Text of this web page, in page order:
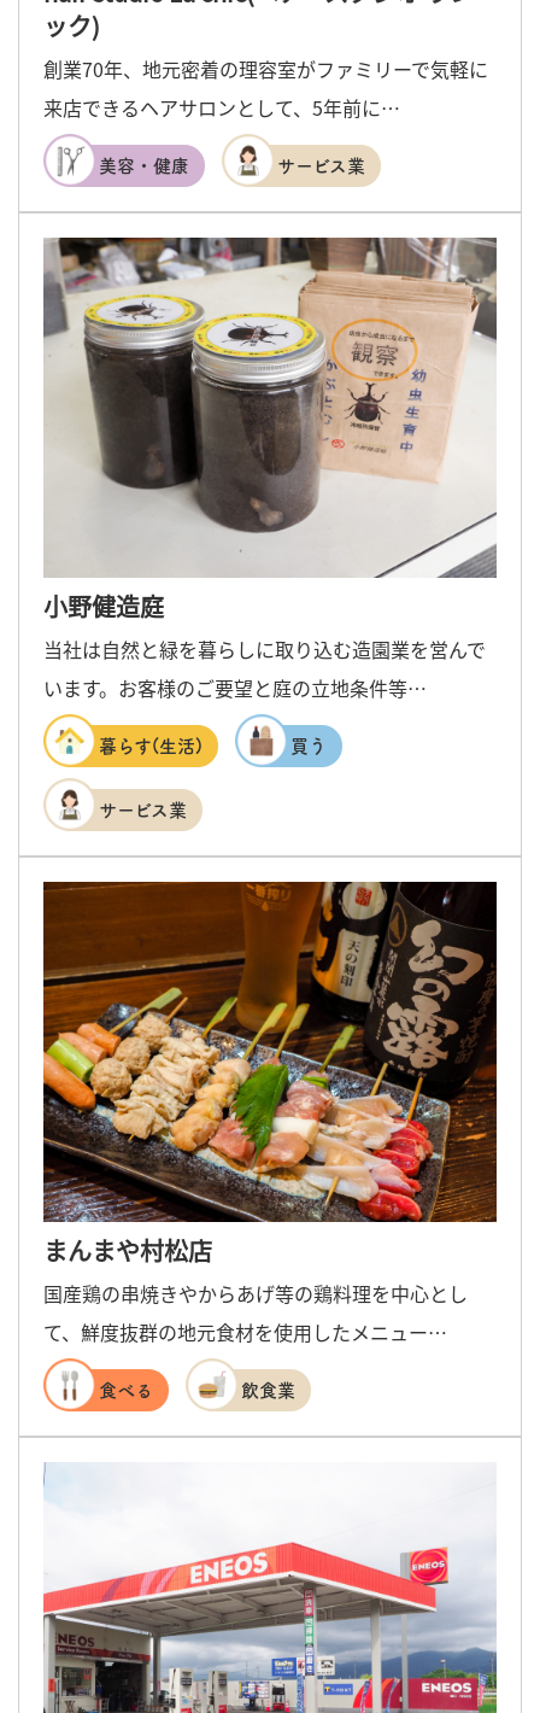
ック)
創業70年、地元密着の理容室がファミリーで気軽に
来店できるヘアサロンとして、5年前に…
美容・健康 サービス業
小野健造庭
当社は自然と緑を暮らしに取り込む造園業を営んで
います。お客様のご要望と庭の立地条件等…
暮らす(生活) 買う
サービス業
まんまや村松店
国産鶏の串焼きやからあげ等の鶏料理を中心とし
て、鮮度抜群の地元食材を使用したメニュー…
食べる 飲食業